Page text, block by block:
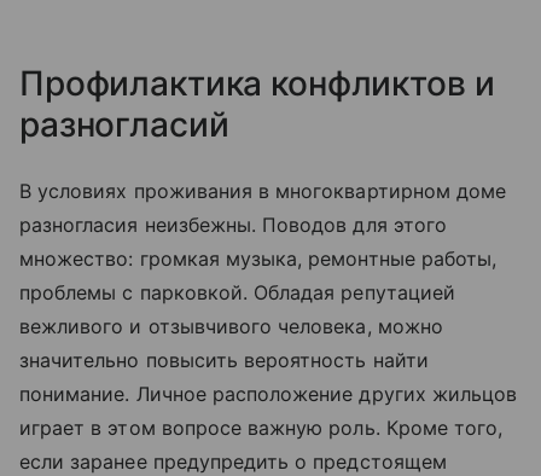
Профилактика конфликтов и
разногласий
В условиях проживания в многоквартирном доме
разногласия неизбежны. Поводов для этого
множество: громкая музыка, ремонтные работы,
проблемы с парковкой. Обладая репутацией
вежливого и отзывчивого человека, можно
значительно повысить вероятность найти
понимание. Личное расположение других жильцов
играет в этом вопросе важную роль. Кроме того,
если заранее предупредить о предстоящем